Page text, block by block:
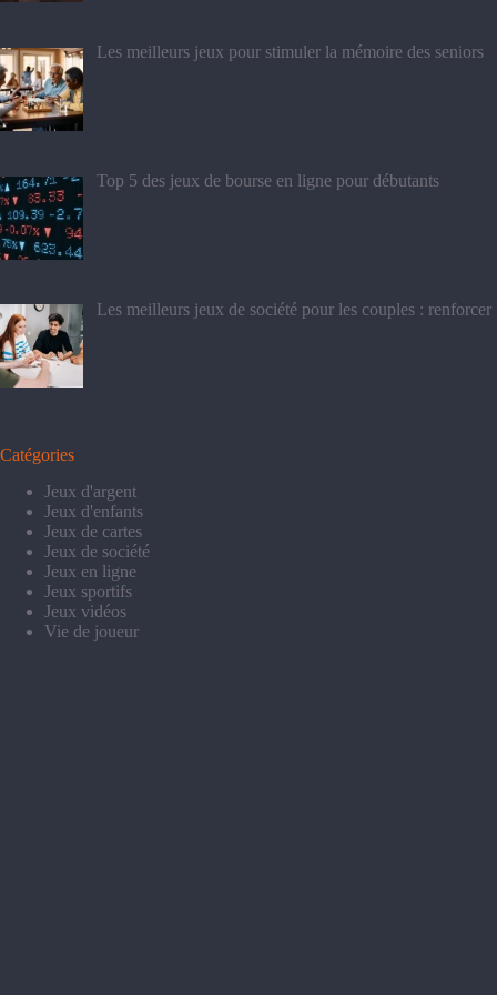
Les meilleurs jeux pour stimuler la mémoire des seniors
Top 5 des jeux de bourse en ligne pour débutants​
Les meilleurs jeux de société pour les couples : renforcer
Catégories
Jeux d'argent
Jeux d'enfants
Jeux de cartes
Jeux de société
Jeux en ligne
Jeux sportifs
Jeux vidéos
Vie de joueur